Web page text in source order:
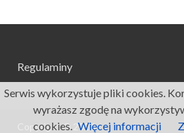
Regulaminy
Copyright © 2026.
Serwis wykorzystuje pliki cookies.
wyrażasz zgodę na
cookies. Więcej informacji